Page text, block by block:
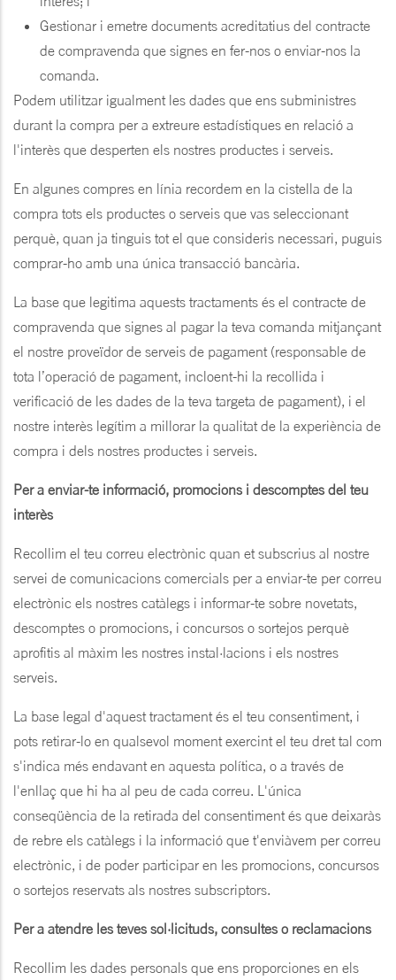
Gestionar i emetre documents acreditatius del contracte
de compravenda que signes en fer-nos o enviar-nos la
comanda.
Podem utilitzar igualment les dades que ens subministres
durant la compra per a extreure estadístiques en relació a
l'interès que desperten els nostres productes i serveis.
En algunes compres en línia recordem en la cistella de la
compra tots els productes o serveis que vas seleccionant
perquè, quan ja tinguis tot el que consideris necessari, puguis
comprar-ho amb una única transacció bancària.
La base que legitima aquests tractaments és el contracte de
compravenda que signes al pagar la teva comanda mitjançant
el nostre proveïdor de serveis de pagament (responsable de
tota l’operació de pagament, incloent-hi la recollida i
verificació de les dades de la teva targeta de pagament), i el
nostre interès legítim a millorar la qualitat de la experiència de
compra i dels nostres productes i serveis.
Per a enviar-te informació, promocions i descomptes del teu
interès
Recollim el teu correu electrònic quan et subscrius al nostre
servei de comunicacions comercials per a enviar-te per correu
electrònic els nostres catàlegs i informar-te sobre novetats,
descomptes o promocions, i concursos o sortejos perquè
aprofitis al màxim les nostres instal·lacions i els nostres
serveis.
La base legal d'aquest tractament és el teu consentiment, i
pots retirar-lo en qualsevol moment exercint el teu dret tal com
s'indica més endavant en aquesta política, o a través de
l'enllaç que hi ha al peu de cada correu. L'única
conseqüència de la retirada del consentiment és que deixaràs
de rebre els catàlegs i la informació que t'enviàvem per correu
electrònic, i de poder participar en les promocions, concursos
o sortejos reservats als nostres subscriptors.
Per a atendre les teves sol·licituds, consultes o reclamacions
Recollim les dades personals que ens proporciones en els